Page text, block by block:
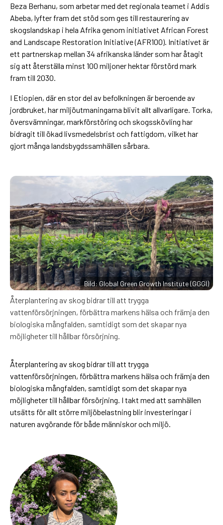
Beza Berhanu, som arbetar med det regionala teamet i Addis
Abeba, lyfter fram det stöd som ges till restaurering av
skogslandskap i hela Afrika genom initiativet African Forest
and Landscape Restoration Initiative (AFR100). Initiativet är
ett partnerskap mellan 34 afrikanska länder som har åtagit
sig att återställa minst 100 miljoner hektar förstörd mark
fram till 2030.
I Etiopien, där en stor del av befolkningen är beroende av
jordbruket, har miljöutmaningarna blivit allt allvarligare. Torka,
översvämningar, markförstöring och skogsskövling har
bidragit till ökad livsmedelsbrist och fattigdom, vilket har
gjort många landsbygdssamhällen sårbara.
Bild: Global Green Growth Institute (GGGI)
Återplantering av skog bidrar till att trygga
vattenförsörjningen, förbättra markens hälsa och främja den
biologiska mångfalden, samtidigt som det skapar nya
möjligheter till hållbar försörjning.
Återplantering av skog bidrar till att trygga
vattenförsörjningen, förbättra markens hälsa och främja den
biologiska mångfalden, samtidigt som det skapar nya
möjligheter till hållbar försörjning. I takt med att samhällen
utsätts för allt större miljöbelastning blir investeringar i
naturen avgörande för både människor och miljö.